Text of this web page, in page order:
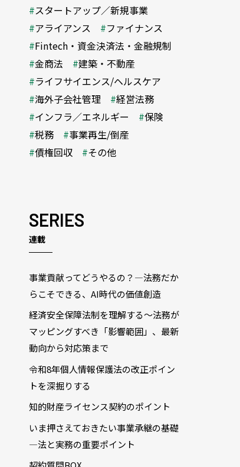
スタートアップ／新規事業
アライアンス
ファイナンス
Fintech・資金決済法・金融規制
金商法
建築・不動産
ライフサイエンス/ヘルスケア
海外子会社管理
経営法務
インフラ／エネルギー
保険
税務
事業再生/倒産
債権回収
その他
SERIES
連載
事業貢献ってどうやるの？―法務だか
らこそできる、AI時代の価値創造
経済安全保障法制を理解する～法務が
マッピングすべき「影響範囲」、最新
動向から対応策まで
令和8年個人情報保護法の改正ポイン
トを深掘りする
知的財産ライセンス契約のポイント
いま押さえておきたい事業承継の基礎
―法と実務の重要ポイント